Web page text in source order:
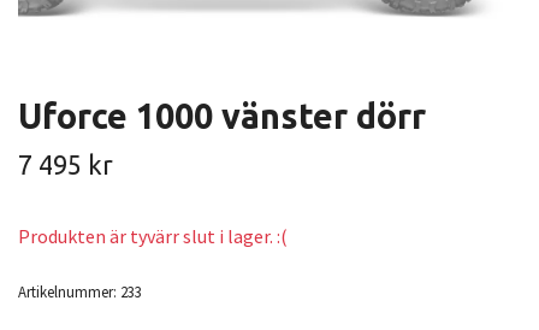
Uforce 1000 vänster dörr
7 495 kr
Produkten är tyvärr slut i lager. :(
Artikelnummer: 233